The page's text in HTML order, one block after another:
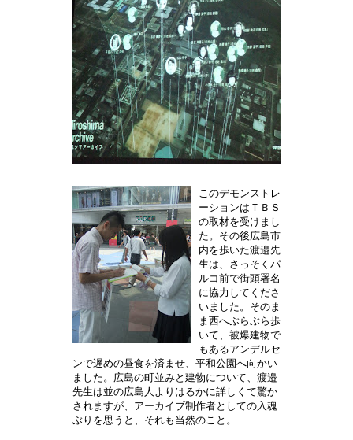
このデモンストレ
ーションはＴＢＳ
の取材を受けまし
た。その後広島市
内を歩いた渡邉先
生は、さっそくパ
ルコ前で街頭署名
に協力してくださ
いました。そのま
ま西へぶらぶら歩
いて、被爆建物で
もあるアンデルセ
ンで遅めの昼食を済ませ、平和公園へ向かい
ました。広島の町並みと建物について、渡邉
先生は並の広島人よりはるかに詳しくて驚か
されますが、アーカイブ制作者としての入魂
ぶりを思うと、それも当然のこと。